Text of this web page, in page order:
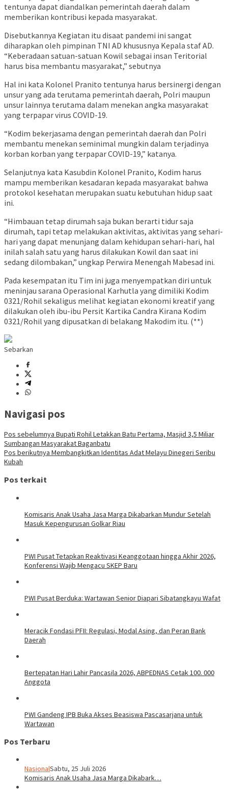
tentunya dapat diandalkan pemerintah daerah dalam
memberikan kontribusi kepada masyarakat.
Disebutkannya Kegiatan itu disaat pandemi ini sangat
diharapkan oleh pimpinan TNI AD khususnya Kepala staf AD.
“Keberadaan satuan-satuan Kowil sebagai insan Teritorial
harus bisa membantu masyarakat,” sebutnya
Hal ini kata Kolonel Pranito tentunya harus bersinergi dengan
unsur yang ada terutama pemerintah daerah, Polri maupun
unsur lainnya terutama dalam menekan angka masyarakat
yang terpapar virus COVID-19.
“Kodim bekerjasama dengan pemerintah daerah dan Polri
membantu menekan seminimal mungkin dalam terjadinya
korban korban yang terpapar COVID-19,” katanya.
Selanjutnya kata Kasubdin Kolonel Pranito, Kodim harus
mampu memberikan kesadaran kepada masyarakat bahwa
protokol kesehatan merupakan suatu kebutuhan hidup saat
ini.
“Himbauan tetap dirumah saja bukan berarti tidur saja
dirumah, tapi tetap melakukan aktivitas, aktivitas yang sehari-
hari yang dapat menunjang dalam kehidupan sehari-hari, hal
inilah salah satu yang harus dilakukan Kowil dan saat ini
sedang dilombakan,” ungkap Perwira Menengah Mabesad ini.
Pada kesempatan itu Tim ini juga menyempatkan diri untuk
meninjau sarana Operasional Karhutla yang dimiliki Kodim
0321/Rohil sekaligus melihat kegiatan ekonomi kreatif yang
dilakukan oleh ibu-ibu Persit Kartika Candra Kirana Kodim
0321/Rohil yang dipusatkan di belakang Makodim itu. (**)
Sebarkan
Navigasi pos
Pos sebelumnya Bupati Rohil Letakkan Batu Pertama, Masjid 3,5 Miliar
Sumbangan Masyarakat Baganbatu
Pos berikutnya Membangkitkan Identitas Adat Melayu Dinegeri Seribu
Kubah
Pos terkait
Komisaris Anak Usaha Jasa Marga Dikabarkan Mundur Setelah
Masuk Kepengurusan Golkar Riau
PWI Pusat Tetapkan Reaktivasi Keanggotaan hingga Akhir 2026,
Konferensi Wajib Mengacu SKEP Baru
PWI Pusat Berduka: Wartawan Senior Diapari Sibatangkayu Wafat
Meracik Fondasi PFII: Regulasi, Modal Asing, dan Peran Bank
Daerah
Bertepatan Hari Lahir Pancasila 2026, ABPEDNAS Cetak 100. 000
Anggota
PWI Gandeng IPB Buka Akses Beasiswa Pascasarjana untuk
Wartawan
Pos Terbaru
NasionalSabtu, 25 Juli 2026
Komisaris Anak Usaha Jasa Marga Dikabark…